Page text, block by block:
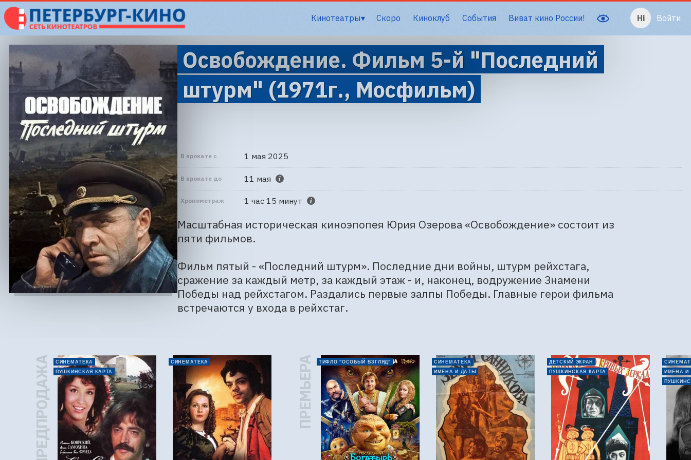
Кинотеатры Скоро Киноклуб События Виват кино России! Войти
Освобождение. Фильм 5-й "Последний
штурм" (1971г., Мосфильм)
В прокате с 1 мая 2025
В прокате до 11 мая
Хронометраж 1 час 15 минут
Масштабная историческая киноэпопея Юрия Озерова «Освобождение» состоит из
пяти фильмов.
Фильм пятый - «Последний штурм». Последние дни войны, штурм рейхстага,
сражение за каждый метр, за каждый этаж - и, наконец, водружение Знамени
Победы над рейхстагом. Раздались первые залпы Победы. Главные герои фильма
встречаются у входа в рейхстаг.
ПРЕДПРОДАЖА
СИНЕМАТЕКА
ПУШКИНСКАЯ КАРТА
СИНЕМАТЕКА ПРЕМЬЕРА ТИФЛО "ОСОБЫЙ ВЗГЛЯД"
СИНЕМАТЕКА
ИМЕНА И ДАТЫ
ДЕТСКИЙ ЭКРАН
ПУШКИНСКАЯ КАРТА
ИМЕНА И